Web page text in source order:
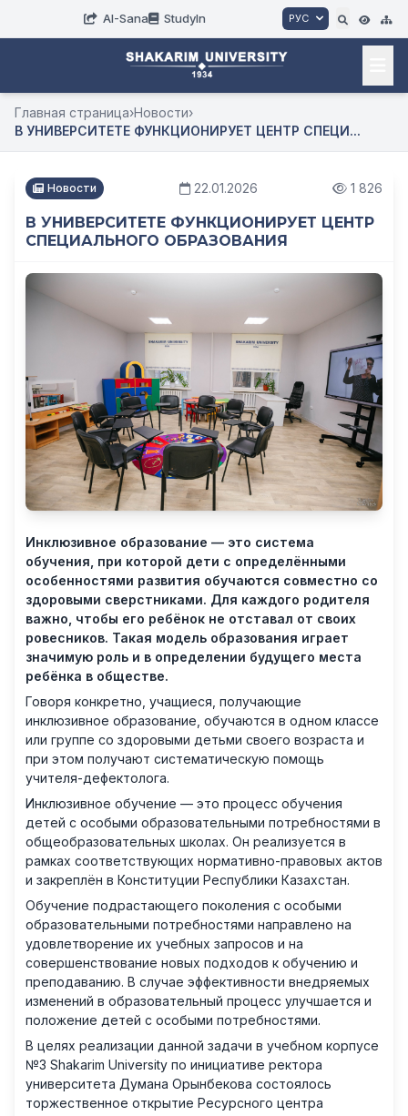
AI-Sana StudyIn РУС
Главная страница›Новости›
В УНИВЕРСИТЕТЕ ФУНКЦИОНИРУЕТ ЦЕНТР СПЕЦИ...
Новости 22.01.2026 1 826
В УНИВЕРСИТЕТЕ ФУНКЦИОНИРУЕТ ЦЕНТР
СПЕЦИАЛЬНОГО ОБРАЗОВАНИЯ
Инклюзивное образование — это система
обучения, при которой дети с определёнными
особенностями развития обучаются совместно со
здоровыми сверстниками. Для каждого родителя
важно, чтобы его ребёнок не отставал от своих
ровесников. Такая модель образования играет
значимую роль и в определении будущего места
ребёнка в обществе.
Говоря конкретно, учащиеся, получающие
инклюзивное образование, обучаются в одном классе
или группе со здоровыми детьми своего возраста и
при этом получают систематическую помощь
учителя-дефектолога.
Инклюзивное обучение — это процесс обучения
детей с особыми образовательными потребностями в
общеобразовательных школах. Он реализуется в
рамках соответствующих нормативно-правовых актов
и закреплён в Конституции Республики Казахстан.
Обучение подрастающего поколения с особыми
образовательными потребностями направлено на
удовлетворение их учебных запросов и на
совершенствование новых подходов к обучению и
преподаванию. В случае эффективности внедряемых
изменений в образовательный процесс улучшается и
положение детей с особыми потребностями.
В целях реализации данной задачи в учебном корпусе
№3 Shakarim University по инициативе ректора
университета Думана Орынбекова состоялось
торжественное открытие Ресурсного центра